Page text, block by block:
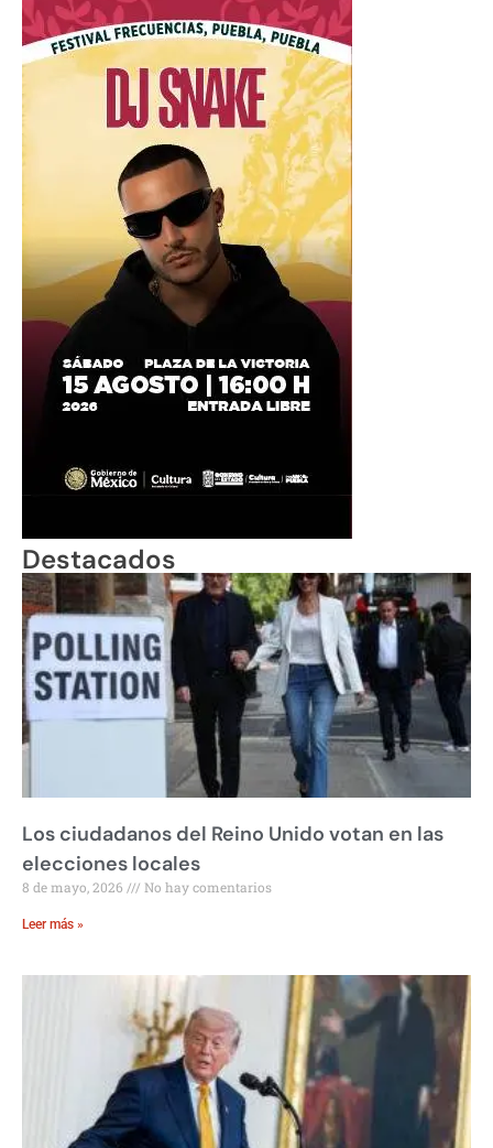
Destacados
Los ciudadanos del Reino Unido votan en las
elecciones locales
8 de mayo, 2026 No hay comentarios
Leer más »